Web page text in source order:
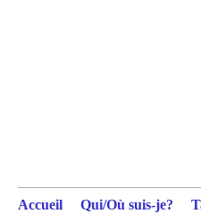
Accueil Qui/Où suis-je?